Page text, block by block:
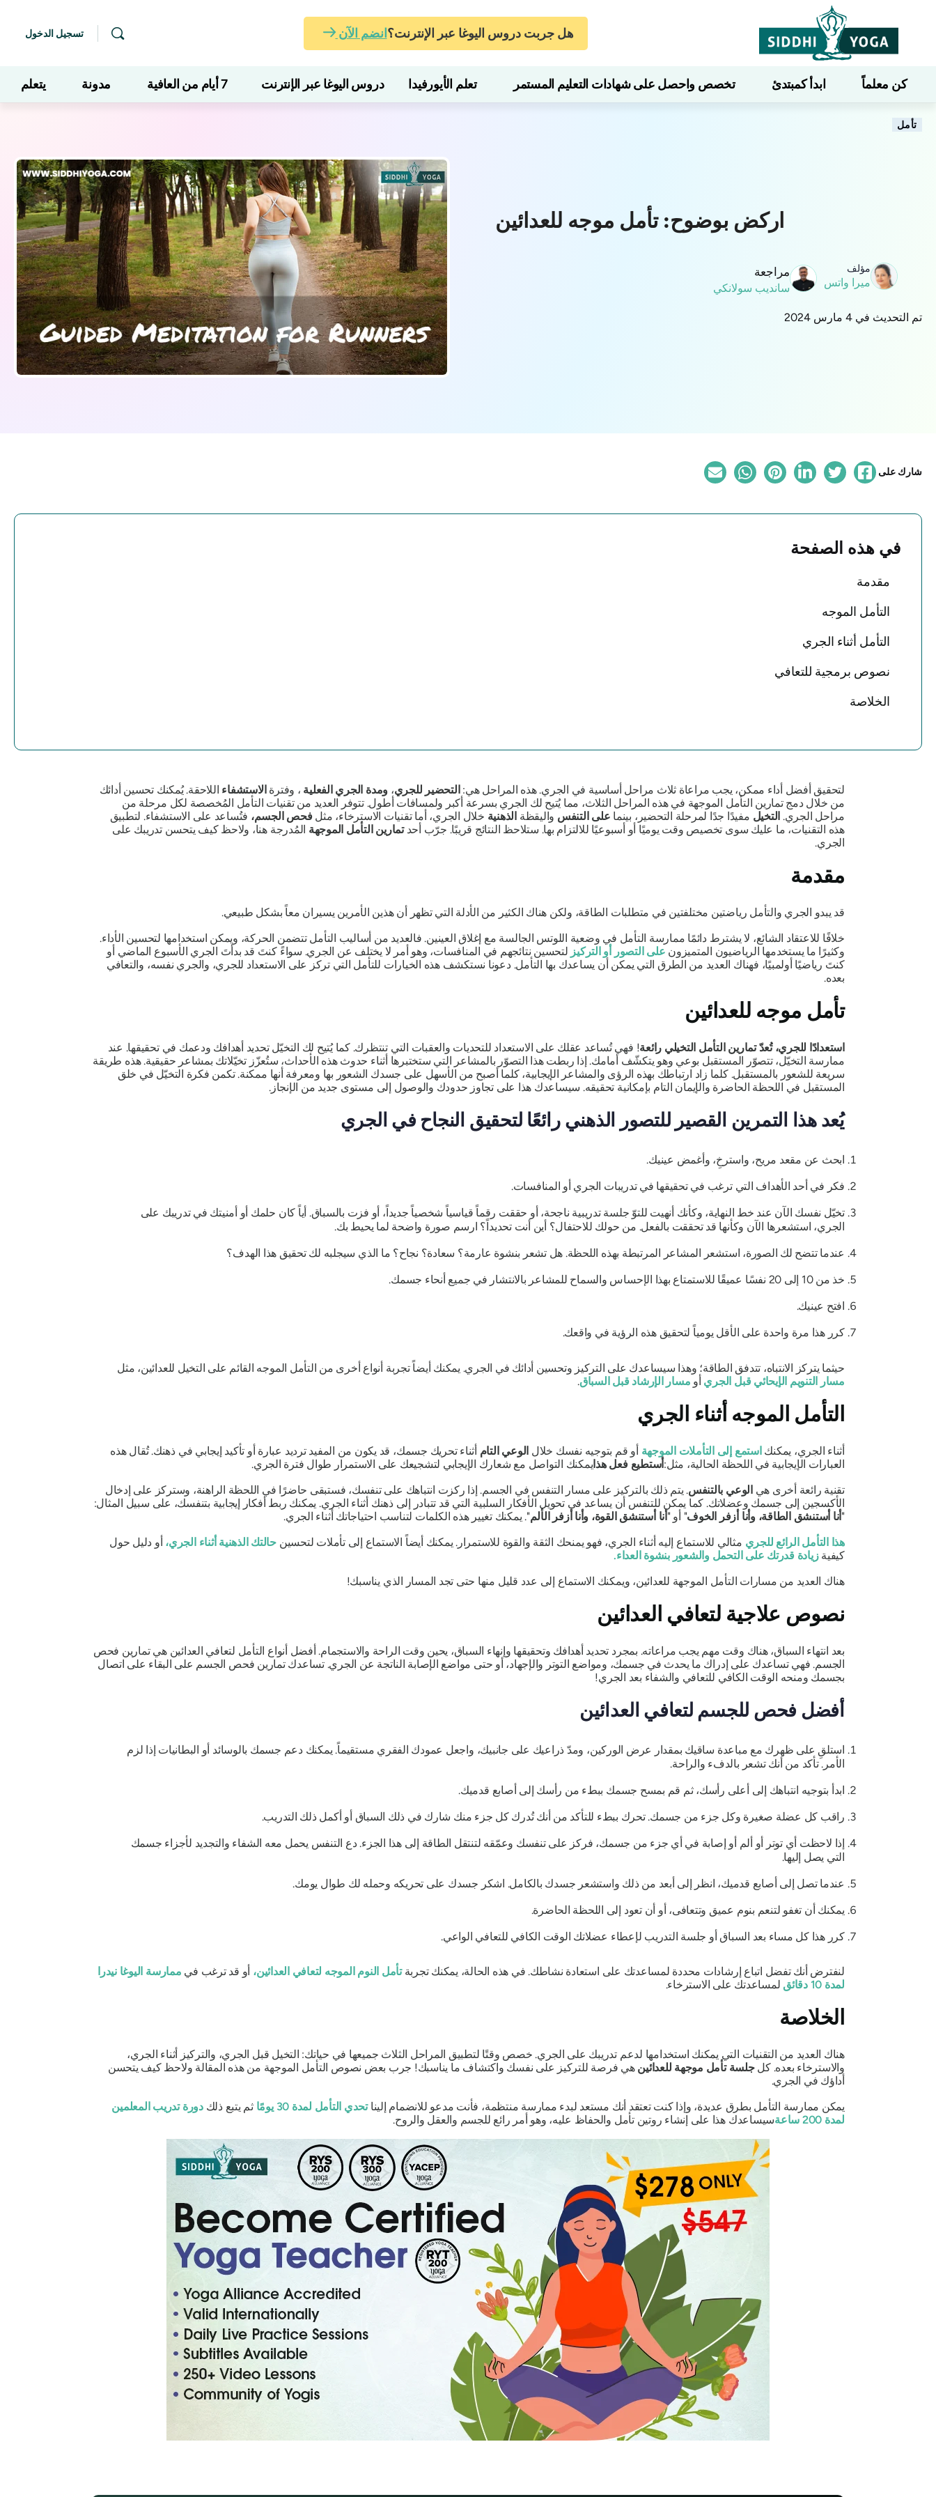
هل جربت دروس اليوغا عبر الإنترنت؟انضم الآن تسجيل الدخول
كن معلماً ابدأ كمبتدئ تخصص واحصل على شهادات التعليم المستمر تعلم الأيورفيدا دروس اليوغا عبر الإنترنت 7 أيام من العافية مدونة يتعلم
تأمل
اركض بوضوح: تأمل موجه للعدائين
مؤلف
ميرا واتس
مراجعة
سانديب سولانكي
تم التحديث في 4 مارس 2024
شارك على
في هذه الصفحة
مقدمة
التأمل الموجه
التأمل أثناء الجري
نصوص برمجية للتعافي
الخلاصة
لتحقيق أفضل أداء ممكن، يجب مراعاة ثلاث مراحل أساسية في الجري. هذه المراحل هي:التحضير للجري، ومدة الجري الفعلية ، وفترةالاستشفاء اللاحقة. يُمكنك تحسين أدائك
من خلال دمج تمارين التأمل الموجهة في هذه المراحل الثلاث، مما يُتيح لك الجري بسرعة أكبر ولمسافات أطول. تتوفر العديد من تقنيات التأمل المُخصصة لكل مرحلة من
مراحل الجري. التخيل مفيدًا جدًا لمرحلة التحضير، بينما على التنفس واليقظة الذهنية خلال الجري، أما تقنيات الاسترخاء، مثلفحص الجسم، فتُساعد على الاستشفاء. لتطبيق
هذه التقنيات، ما عليك سوى تخصيص وقت يوميًا أو أسبوعيًا للالتزام بها. ستلاحظ النتائج قريبًا. جرّب أحدتمارين التأمل الموجهة المُدرجة هنا، ولاحظ كيف يتحسن تدريبك على
الجري.
مقدمة
قد يبدو الجري والتأمل رياضتين مختلفتين في متطلبات الطاقة، ولكن هناك الكثير من الأدلة التي تظهر أن هذين الأمرين يسيران معاً بشكل طبيعي.
خلافًا للاعتقاد الشائع، لا يشترط دائمًا ممارسة التأمل في وضعية اللوتس الجالسة مع إغلاق العينين. فالعديد من أساليب التأمل تتضمن الحركة، ويمكن استخدامها لتحسين الأداء.
وكثيرًا ما يستخدمها الرياضيون المتميزون على التصور أو التركيز لتحسين نتائجهم في المنافسات، وهو أمر لا يختلف عن الجري. سواءً كنتَ قد بدأتَ الجري الأسبوع الماضي أو
كنتَ رياضيًا أولمبيًا، فهناك العديد من الطرق التي يمكن أن يساعدك بها التأمل. دعونا نستكشف هذه الخيارات للتأمل التي تركز على الاستعداد للجري، والجري نفسه، والتعافي
بعده.
تأمل موجه للعدائين
استعدادًا للجري، تُعدّ تمارين التأمل التخيلي رائعة! فهي تُساعد عقلك على الاستعداد للتحديات والعقبات التي تنتظرك. كما يُتيح لك التخيّل تحديد أهدافك ودعمك في تحقيقها. عند
ممارسة التخيّل، تتصوّر المستقبل بوعي وهو يتكشّف أمامك. إذا ربطت هذا التصوّر بالمشاعر التي ستختبرها أثناء حدوث هذه الأحداث، ستُعزّز تخيّلاتك بمشاعر حقيقية. هذه طريقة
سريعة للشعور بالمستقبل. كلما زاد ارتباطك بهذه الرؤى والمشاعر الإيجابية، كلما أصبح من الأسهل على جسدك الشعور بها ومعرفة أنها ممكنة. تكمن فكرة التخيّل في خلق
المستقبل في اللحظة الحاضرة والإيمان التام بإمكانية تحقيقه. سيساعدك هذا على تجاوز حدودك والوصول إلى مستوى جديد من الإنجاز.
يُعد هذا التمرين القصير للتصور الذهني رائعًا لتحقيق النجاح في الجري
ابحث عن مقعد مريح، واسترخِ، وأغمض عينيك.
فكر في أحد الأهداف التي ترغب في تحقيقها في تدريبات الجري أو المنافسات.
تخيّل نفسك الآن عند خط النهاية، وكأنك أنهيت للتوّ جلسة تدريبية ناجحة، أو حققت رقماً قياسياً شخصياً جديداً، أو فزت بالسباق. أياً كان حلمك أو أمنيتك في تدريبك على
الجري، استشعرها الآن وكأنها قد تحققت بالفعل. من حولك للاحتفال؟ أين أنت تحديداً؟ ارسم صورة واضحة لما يحيط بك.
عندما تتضح لك الصورة، استشعر المشاعر المرتبطة بهذه اللحظة. هل تشعر بنشوة عارمة؟ سعادة؟ نجاح؟ ما الذي سيجلبه لك تحقيق هذا الهدف؟
خذ من 10 إلى 20 نفسًا عميقًا للاستمتاع بهذا الإحساس والسماح للمشاعر بالانتشار في جميع أنحاء جسمك.
افتح عينيك.
كرر هذا مرة واحدة على الأقل يومياً لتحقيق هذه الرؤية في واقعك.
حيثما يتركز الانتباه، تتدفق الطاقة؛ وهذا سيساعدك على التركيز وتحسين أدائك في الجري. يمكنك أيضاً تجربة أنواع أخرى من التأمل الموجه القائم على التخيل للعدائين، مثل
مسار التنويم الإيحائي قبل الجري أو مسار الإرشاد قبل السباق.
التأمل الموجه أثناء الجري
أثناء الجري، يمكنك استمع إلى التأملات الموجهة أو قم بتوجيه نفسك خلال الوعي التام أثناء تحريك جسمك، قد يكون من المفيد ترديد عبارة أو تأكيد إيجابي في ذهنك. تُقال هذه
العبارات الإيجابية في اللحظة الحالية، مثل:أستطيع فعل هذايمكنك التواصل مع شعارك الإيجابي لتشجيعك على الاستمرار طوال فترة الجري.
تقنية رائعة أخرى هيالوعي بالتنفس. يتم ذلك بالتركيز على مسار التنفس في الجسم. إذا ركزت انتباهك على تنفسك، فستبقى حاضرًا في اللحظة الراهنة، وستركز على إدخال
الأكسجين إلى جسمك وعضلاتك. كما يمكن للتنفس أن يساعد في تحويل الأفكار السلبية التي قد تتبادر إلى ذهنك أثناء الجري. يمكنك ربط أفكار إيجابية بتنفسك، على سبيل المثال:
"أنا أستنشق الطاقة، وأنا أزفر الخوف" أو "أنا أستنشق القوة، وأنا أزفر الألم". يمكنك تغيير هذه الكلمات لتناسب احتياجاتك أثناء الجري.
هذا التأمل الرائع للجري مثالي للاستماع إليه أثناء الجري، فهو يمنحك الثقة والقوة للاستمرار. يمكنك أيضاً الاستماع إلى تأملات لتحسينحالتك الذهنية أثناء الجري، أو دليل حول
كيفيةزيادة قدرتك على التحمل والشعور بنشوة العداء.
هناك العديد من مسارات التأمل الموجهة للعدائين، ويمكنك الاستماع إلى عدد قليل منها حتى تجد المسار الذي يناسبك!
نصوص علاجية لتعافي العدائين
بعد انتهاء السباق، هناك وقت مهم يجب مراعاته. بمجرد تحديد أهدافك وتحقيقها وإنهاء السباق، يحين وقت الراحة والاستجمام. أفضل أنواع التأمل لتعافي العدائين هي تمارين فحص
الجسم. فهي تساعدك على إدراك ما يحدث في جسمك، ومواضع التوتر والإجهاد، أو حتى مواضع الإصابة الناتجة عن الجري. تساعدك تمارين فحص الجسم على البقاء على اتصال
بجسمك ومنحه الوقت الكافي للتعافي والشفاء بعد الجري!
أفضل فحص للجسم لتعافي العدائين
استلقِ على ظهرك مع مباعدة ساقيك بمقدار عرض الوركين، ومدّ ذراعيك على جانبيك، واجعل عمودك الفقري مستقيماً. يمكنك دعم جسمك بالوسائد أو البطانيات إذا لزم
الأمر. تأكد من أنك تشعر بالدفء والراحة.
ابدأ بتوجيه انتباهك إلى أعلى رأسك، ثم قم بمسح جسمك ببطء من رأسك إلى أصابع قدميك.
راقب كل عضلة صغيرة وكل جزء من جسمك. تحرك ببطء للتأكد من أنك تُدرك كل جزء منك شارك في ذلك السباق أو أكمل ذلك التدريب.
إذا لاحظت أي توتر أو ألم أو إصابة في أي جزء من جسمك، فركز على تنفسك وعمّقه لتنتقل الطاقة إلى هذا الجزء. دع التنفس يحمل معه الشفاء والتجديد لأجزاء جسمك
التي يصل إليها.
عندما تصل إلى أصابع قدميك، انظر إلى أبعد من ذلك واستشعر جسدك بالكامل. اشكر جسدك على تحريكه وحمله لك طوال يومك.
يمكنك أن تغفو لتنعم بنوم عميق وتتعافى، أو أن تعود إلى اللحظة الحاضرة.
كرر هذا كل مساء بعد السباق أو جلسة التدريب لإعطاء عضلاتك الوقت الكافي للتعافي الواعي.
لنفترض أنك تفضل اتباع إرشادات محددة لمساعدتك على استعادة نشاطك. في هذه الحالة، يمكنك تجربةتأمل النوم الموجه لتعافي العدائين، أو قد ترغب في ممارسة اليوغا نيدرا
لمدة 10 دقائق
لمساعدتك على الاسترخاء.
الخلاصة
هناك العديد من التقنيات التي يمكنك استخدامها لدعم تدريبك على الجري. خصص وقتًا لتطبيق المراحل الثلاث جميعها في حياتك: التخيل قبل الجري، والتركيز أثناء الجري،
والاسترخاء بعده. كلجلسة تأمل موجهة للعدائينهي فرصة للتركيز على نفسك واكتشاف ما يناسبك! جرب بعض نصوص التأمل الموجهة من هذه المقالة ولاحظ كيف يتحسن
أداؤك في الجري.
يمكن ممارسة التأمل بطرق عديدة، وإذا كنت تعتقد أنك مستعد لبدء ممارسة منتظمة، فأنت مدعو للانضمام إليناتحدي التأمل لمدة 30 يومًا ثم يتبع ذلكدورة تدريب المعلمين
لمدة 200 ساعة
سيساعدك هذا على إنشاء روتين تأمل والحفاظ عليه، وهو أمر رائع للجسم والعقل والروح.